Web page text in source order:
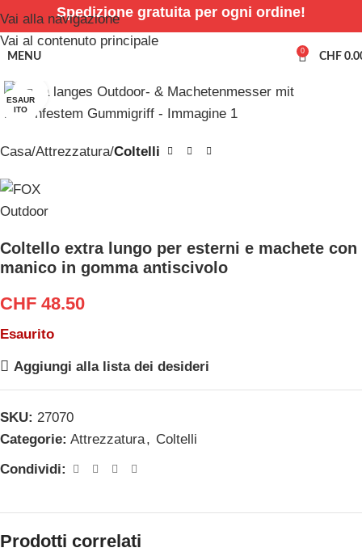
Vai alla navigazione
Vai al contenuto principale
Spedizione gratuita per ogni ordine!
MENU 0 CHF
ESAUR
ITO
Clicca per ingrandire
Casa Attrezzatura Coltelli
Coltello extra lungo per esterni e machete con
manico in gomma antiscivolo
CHF 48.50
Esaurito
Aggiungi alla lista dei desideri
SKU: 27070
Categorie: Attrezzatura, Coltelli
Condividi:
Prodotti correlati